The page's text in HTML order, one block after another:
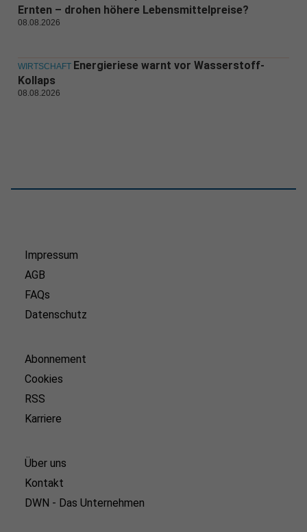
Ernten – drohen höhere Lebensmittelpreise?
08.08.2026
WIRTSCHAFT Energieriese warnt vor Wasserstoff-
Kollaps
08.08.2026
Impressum
AGB
FAQs
Datenschutz
Abonnement
Cookies
RSS
Karriere
Über uns
Kontakt
DWN - Das Unternehmen